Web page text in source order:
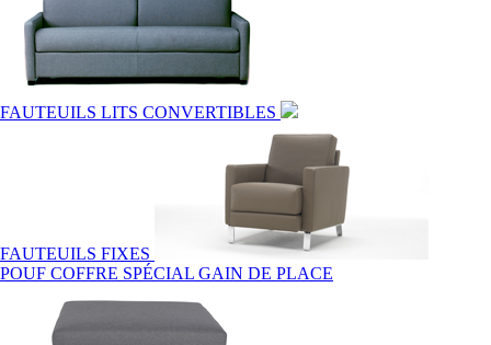
FAUTEUILS LITS CONVERTIBLES
FAUTEUILS FIXES
POUF COFFRE SPÉCIAL GAIN DE PLACE